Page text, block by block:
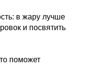
в жару лучше
и посвятить
поможет